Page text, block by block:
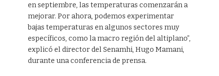
en septiembre, las temperaturas comenzarán a
mejorar. Por ahora, podemos experimentar
bajas temperaturas en algunos sectores muy
específicos, como la macro región del altiplano”,
explicó el director del Senamhi, Hugo Mamani,
durante una conferencia de prensa.